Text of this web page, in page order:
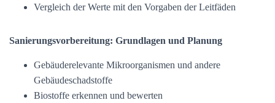
Vergleich der Werte mit den Vorgaben der Leitfäden
Sanierungsvorbereitung: Grundlagen und Planung
Gebäuderelevante Mikroorganismen und andere
Gebäudeschadstoffe
Biostoffe erkennen und bewerten